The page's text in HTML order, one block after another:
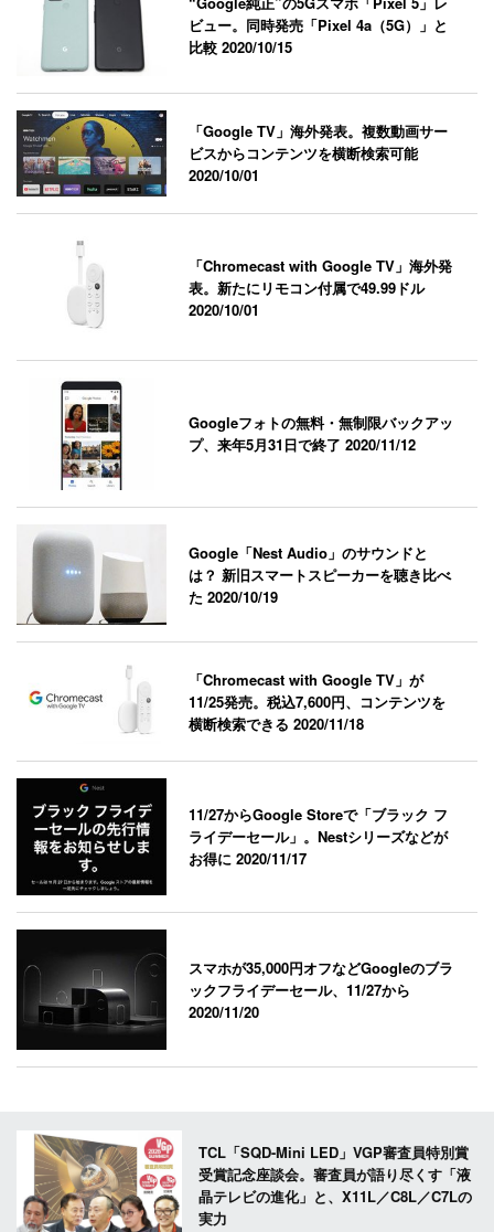
ビュー。同時発売「Pixel 4a（5G）」と
比較2020/10/15
「Google TV」海外発表。複数動画サー
ビスからコンテンツを横断検索可能
2020/10/01
「Chromecast with Google TV」海外発
表。新たにリモコン付属で49.99ドル
2020/10/01
Googleフォトの無料・無制限バックアッ
プ、来年5月31日で終了2020/11/12
Google「Nest Audio」のサウンドと
は？ 新旧スマートスピーカーを聴き比べ
た2020/10/19
「Chromecast with Google TV」が
11/25発売。税込7,600円、コンテンツを
横断検索できる2020/11/18
11/27からGoogle Storeで「ブラック フ
ライデーセール」。Nestシリーズなどが
お得に2020/11/17
スマホが35,000円オフなどGoogleのブラ
ックフライデーセール、11/27から
2020/11/20
TCL「SQD-Mini LED」VGP審査員特別賞
受賞記念座談会。審査員が語り尽くす「液
晶テレビの進化」と、X11L／C8L／C7Lの
実力